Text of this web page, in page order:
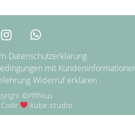
©Pfiffikus
kube.studio
Datenschutzerklärung
mit
Widerruf erklären